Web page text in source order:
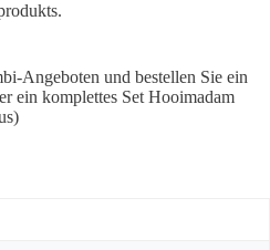
Angeboten und bestellen Sie ein
ein komplettes Set Hooimadam